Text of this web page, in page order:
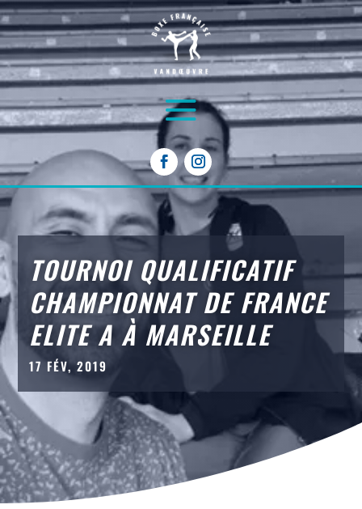
TOURNOI QUALIFICATIF
CHAMPIONNAT DE FRANCE
ELITE A À MARSEILLE
17 FÉV, 2019